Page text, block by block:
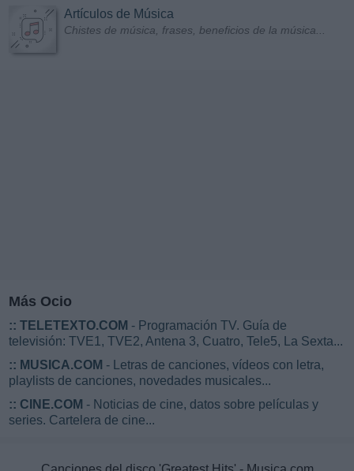
Artículos de Música
Chistes de música, frases, beneficios de la música...
Más Ocio
:: TELETEXTO.COM - Programación TV. Guía de
televisión: TVE1, TVE2, Antena 3, Cuatro, Tele5, La Sexta...
:: MUSICA.COM - Letras de canciones, vídeos con letra,
playlists de canciones, novedades musicales...
:: CINE.COM - Noticias de cine, datos sobre películas y
series. Cartelera de cine...